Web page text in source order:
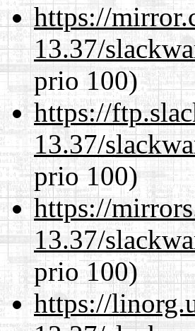
https://
13.37/
prio 100)
https://
13.37/
prio 100)
https://
13.37/
prio 100)
https://